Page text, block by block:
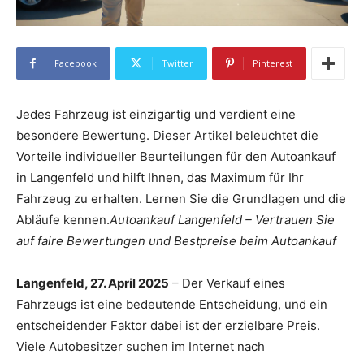
Facebook Twitter Pinterest
Jedes Fahrzeug ist einzigartig und verdient eine
besondere Bewertung. Dieser Artikel beleuchtet die
Vorteile individueller Beurteilungen für den Autoankauf
in Langenfeld und hilft Ihnen, das Maximum für Ihr
Fahrzeug zu erhalten. Lernen Sie die Grundlagen und die
Abläufe kennen.Autoankauf Langenfeld – Vertrauen Sie
auf faire Bewertungen und Bestpreise beim Autoankauf
Langenfeld, 27. April 2025 – Der Verkauf eines
Fahrzeugs ist eine bedeutende Entscheidung, und ein
entscheidender Faktor dabei ist der erzielbare Preis.
Viele Autobesitzer suchen im Internet nach